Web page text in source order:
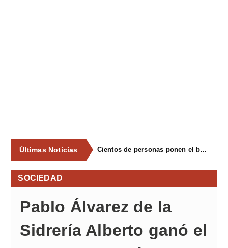
Últimas Noticias Cientos de personas ponen el broche final a las fiestas de La Salud de Lieres con la tradicional merienda
SOCIEDAD
Pablo Álvarez de la
Sidrería Alberto ganó el